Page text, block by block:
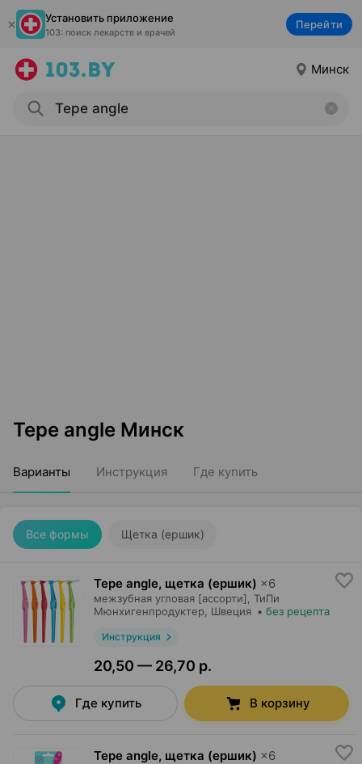
Установить приложение
103: поиск лекарств и врачей
Перейти
Минск
Tepe angle Минск
Варианты Инструкция Где купить
Все формы Щетка (ершик)
Tepe angle, щетка (ершик) ×6
межзубная угловая [ассорти],
ТиПи
Мюнхигенпродуктер , Швеция • без рецепта
Инструкция
20,50 — 26,70 р.
Где купить В корзину
Tepe angle, щетка (ершик) ×6